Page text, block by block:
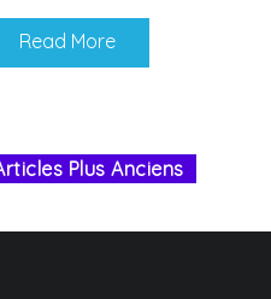
Read More
Plus Anciens